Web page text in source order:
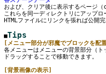
および、クリア後に表示するページ
これらを同一ディレクトリにアップ
HTMLファイルにリンクを張れば公開完
■Tips
[メニュー部分が邪魔でブロックを配
各メニューはメニューの背景部分（
ドラッグすることで移動できます。
[背景画像の表示]